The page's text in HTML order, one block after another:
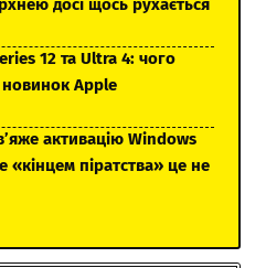
досі щось рухається
12 та Ultra 4: чого
новинок Apple
активацію Windows
«кінцем піратства» це не